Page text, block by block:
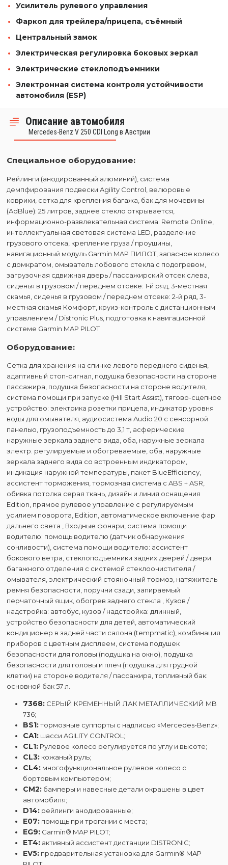
Усилитель рулевого управления
Фаркоп для трейлера/прицепа, съёмный
Центральный замок
Электрическая регулировка боковых зеркал
Электрические стеклоподъемники
Электронная система контроля устойчивости
автомобиля (ESP)
Описание автомобиля
Mercedes-Benz V 250 CDI Long в Австрии
Специальное оборудование:
Рейлинги (анодированный алюминий), система
демпфирования подвески Agility Control, велюровые
коврики, сетка для крепления багажа, бак для мочевины
(AdBlue): 25 литров, заднее стекло открывается,
информационно-развлекательная система: Remote Online,
интеллектуальная световая система LED, разделение
грузового отсека, крепление груза / проушины,
навигационный модуль Garmin MAP ПИЛОТ, запасное колесо
с домкратом, омыватель лобового стекла с подогревом,
загрузочная сдвижная дверь / пассажирский отсек слева,
сиденья в грузовом / переднем отсеке: 1-й ряд, 3-местная
скамья, сиденья в грузовом / переднем отсеке: 2-й ряд, 3-
местная скамья Комфорт, круиз-контроль с дистанционным
управлением / Distronic Plus, подготовка к навигационной
системе Garmin MAP PILOT
Оборудование:
Сетка для хранения на спинке левого переднего сиденья,
адаптивный стоп-сигнал, подушка безопасности на стороне
пассажира, подушка безопасности на стороне водителя,
система помощи при запуске (Hill Start Assist), тягово-сцепное
устройство: электрика розетки прицепа, индикатор уровня
воды для омывателя, аудиосистема Audio 20 с сенсорной
панелью, грузоподъемность до 3,1 т, асферические
наружные зеркала заднего вида, оба, наружные зеркала
электр. регулируемые и обогреваемые, оба, наружные
зеркала заднего вида со встроенным индикатором,
индикация наружной температуры, пакет BlueEfficiency,
ассистент торможения, тормозная система с ABS + ASR,
обивка потолка серая ткань, дизайн и линия оснащения
Edition, прямое рулевое управление с регулируемым
усилием поворота, Edition, автоматическое включение фар
дальнего света , Входные фонари, система помощи
водителю: помощь водителю (датчик обнаружения
сонливости), система помощи водителю: ассистент
бокового ветра, стеклоподъемники задних дверей / двери
багажного отделения с системой стеклоочистителя /
омывателя, электрический стояночный тормоз, натяжитель
ремня безопасности, поручни сзади, запираемый
перчаточный ящик, обогрев заднего стекла , Кузов /
надстройка: автобус, кузов / надстройка: длинный,
устройство безопасности для детей, автоматический
кондиционер в задней части салона (tempmatic), комбинация
приборов с цветным дисплеем, система подушек
безопасности для головы (подушка на окно), подушка
безопасности для головы и плеч (подушка для грудной
клетки) на стороне водителя / пассажира, топливный бак:
основной бак 57 л.
7368: СЕРЫЙ КРЕМЕННЫЙ ЛАК МЕТАЛЛИЧЕСКИЙ MB
736;
BS1:тормозные суппорты с надписью «Mercedes-Benz»;
CA1: шасси AGILITY CONTROL;
CL1: Рулевое колесо регулируется по углу и высоте;
CL3: кожаный руль;
CL4: многофункциональное рулевое колесо с
бортовым компьютером;
CM2: бамперы и навесные детали окрашены в цвет
автомобиля;
D14: рейлинги анодированные;
E07: помощь при трогании с места;
EG9: Garmin® MAP PILOT;
ET4: активный ассистент дистанции DISTRONIC;
EV5: предварительная установка для Garmin® MAP